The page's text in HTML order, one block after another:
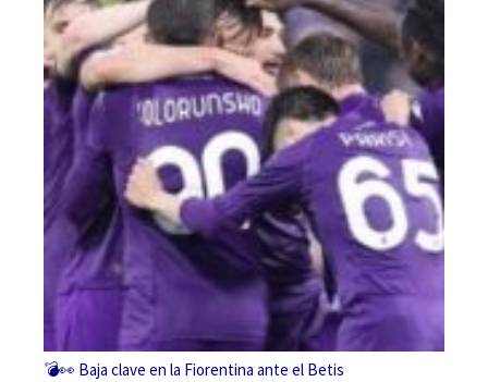
💣👀 Baja clave en la Fiorentina ante el Betis